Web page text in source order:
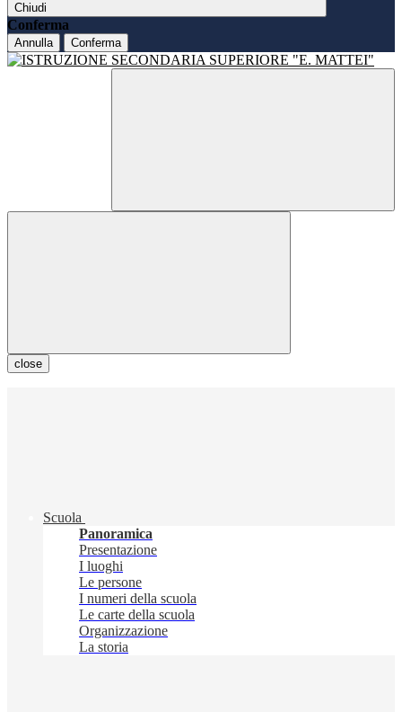
Chiudi
Conferma
Annulla Conferma
close
Scuola
Panoramica
Presentazione
I luoghi
Le persone
I numeri della scuola
Le carte della scuola
Organizzazione
La storia